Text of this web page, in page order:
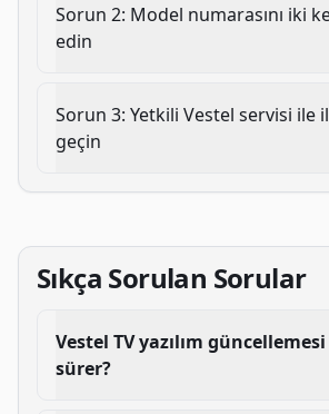
Sorun 2: Model numarasını iki
edin
Sorun 3: Yetkili Vestel servisi ile
geçin
Sıkça Sorulan Sorular
Vestel TV yazılım
sürer?